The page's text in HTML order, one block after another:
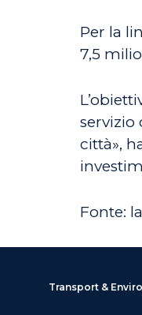
Per la
7,5
servizio
città»,
Fonte:
Transport &